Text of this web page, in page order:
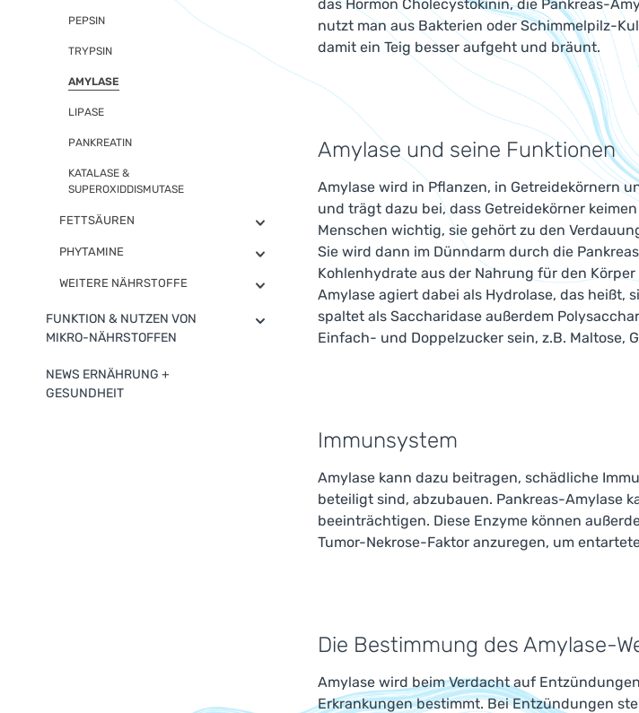
PEPSIN
TRYPSIN
AMYLASE
LIPASE
PANKREATIN
KATALASE &
SUPEROXIDDISMUTASE
FETTSÄUREN
PHYTAMINE
WEITERE NÄHRSTOFFE
FUNKTION & NUTZEN VON
MIKRO-NÄHRSTOFFEN
NEWS ERNÄHRUNG +
GESUNDHEIT
das Hormon Cholecystokinin, die Pankreas-
nutzt man aus Bakterien oder Schimmelpilz-
damit ein Teig besser aufgeht und bräunt.
Amylase und seine Funktionen
Amylase wird in Pflanzen, in Getreidekörnern
und trägt dazu bei, dass Getreidekörner
Menschen wichtig, sie gehört zu den
Sie wird dann im Dünndarm durch die
Kohlenhydrate aus der Nahrung für den
Amylase agiert dabei als Hydrolase, das heißt,
spaltet als Saccharidase außerdem
Einfach- und Doppelzucker sein, z.B. Maltose,
Immunsystem
Amylase kann dazu beitragen, schädliche
beteiligt sind, abzubauen. Pankreas-Amylase
beeinträchtigen. Diese Enzyme können
Tumor-Nekrose-Faktor anzuregen, um
Die Bestimmung des Amylase-
Amylase wird beim Verdacht auf
Erkrankungen bestimmt. Bei Entzündungen